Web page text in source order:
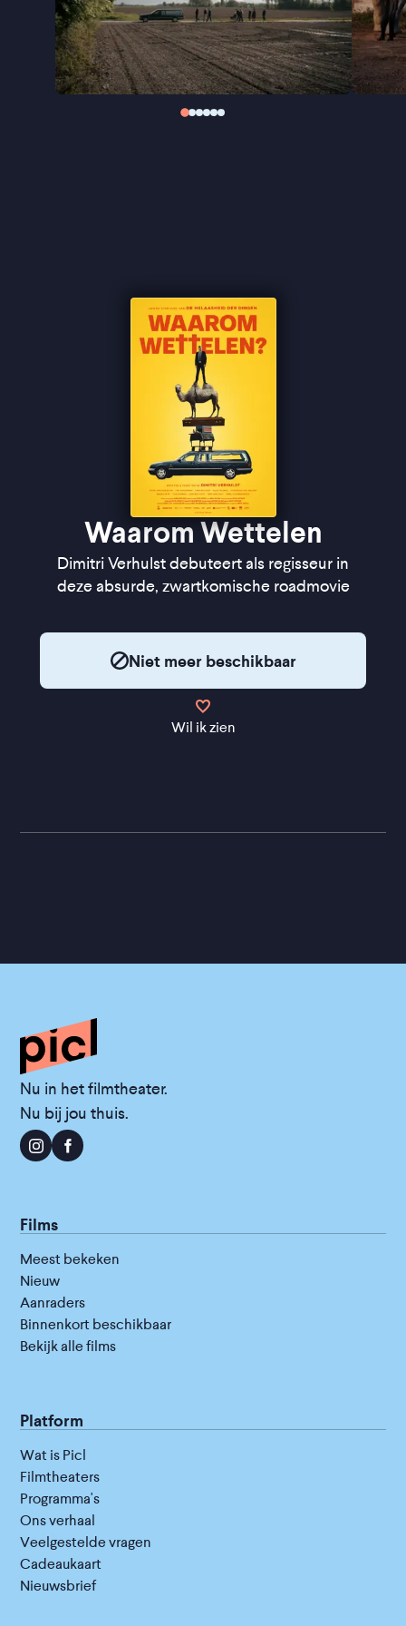
aanwezig. Begrafenisondernemers rijden
beschonken in een afgekeurde lijkwagen, bij een
uitvaart wordt een legendarische diarree-aanval
herdacht, en bij een lesbisch huwelijk wordt tijdens
een frikandellenbuffet de ’tettendans’ opgevoerd.
Waarom Wettelen
Dimitri Verhulst debuteert als regisseur in
deze absurde, zwartkomische roadmovie
Niet meer beschikbaar
Wil ik zien
Nu in het filmtheater.
Nu bij jou thuis.
Films
Meest bekeken
Nieuw
Aanraders
Binnenkort beschikbaar
Bekijk alle films
Platform
Wat is Picl
Filmtheaters
Programma's
Ons verhaal
Veelgestelde vragen
Cadeaukaart
Nieuwsbrief